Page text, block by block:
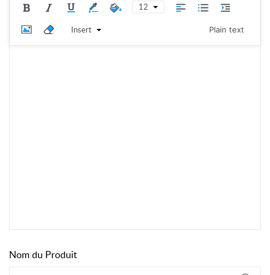
12
Insert Plain text
Nom du Produit